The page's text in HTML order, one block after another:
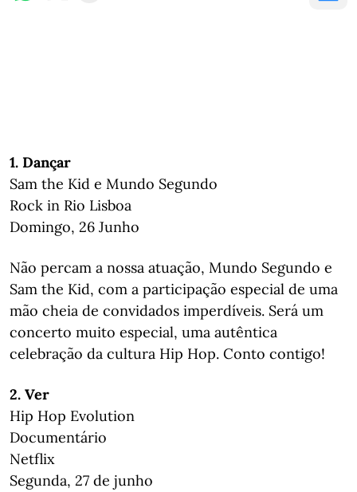
1. Dançar
Sam the Kid e Mundo Segundo
Rock in Rio Lisboa
Domingo, 26 Junho
Não percam a nossa atuação, Mundo Segundo e
Sam the Kid, com a participação especial de uma
mão cheia de convidados imperdíveis. Será um
concerto muito especial, uma autêntica
celebração da cultura Hip Hop. Conto contigo!
2. Ver
Hip Hop Evolution
Documentário
Netflix
Segunda, 27 de junho